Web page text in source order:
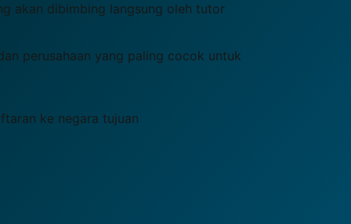
akan dibimbing langsung oleh tutor
perusahaan yang paling cocok untuk
ke negara tujuan